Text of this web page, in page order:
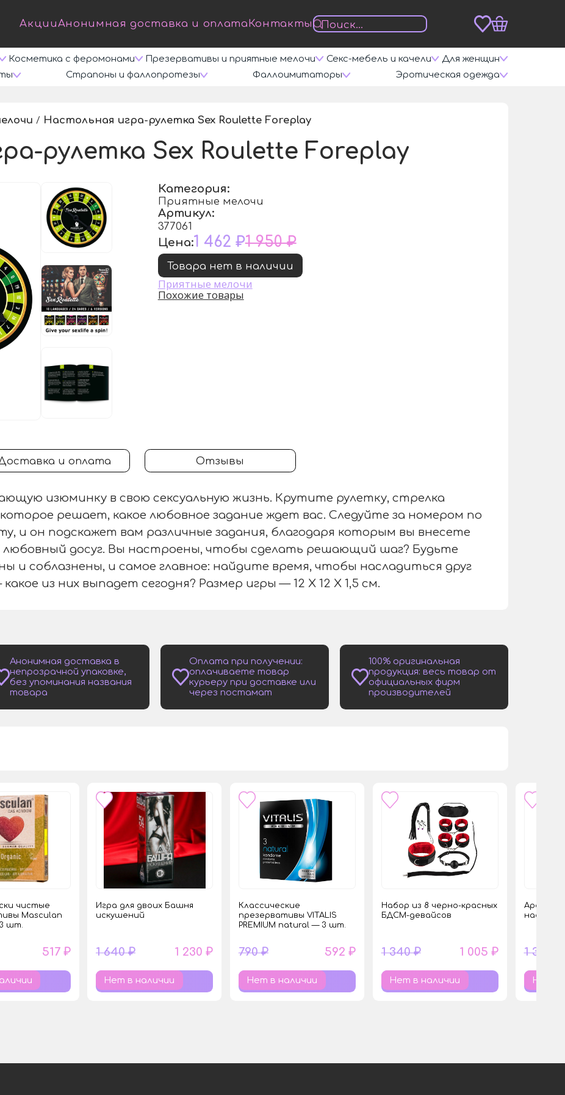
АкцииАнонимная доставка и оплата Контакты
Косметика с феромонами Презервативы и приятные мелочи Секс-мебель и качели
Для женщин
Страпоны и фаллопротезы Фаллоимитаторы Эротическая одежда
/ Настольная игра-рулетка Sex Roulette Foreplay
рулетка Sex Roulette Foreplay
Категория:
Приятные мелочи
Артикул:
377061
Цена:1 462 ₽1 950 ₽
Товара нет в наличии
Приятные мелочи
Похожие товары
и оплата Отзывы
изюминку в свою сексуальную жизнь. Крутите рулетку, стрелка
решает, какое любовное задание ждет вас. Следуйте за номером по
и он подскажет вам различные задания, благодаря которым вы внесете
любовный досуг. Вы настроены, чтобы сделать решающий шаг? Будьте
и соблазнены, и самое главное: найдите время, чтобы насладиться друг
из них выпадет сегодня? Размер игры — 12 X 12 X 1,5 см.
Анонимная доставка в
непрозрачной упаковке,
без упоминания названия
товара
Оплата при получении:
оплачиваете товар
курьеру при доставке или
через постамат
100% оригинальная
продукция: весь товар от
официальных фирм
производителей
чистые
Masculan
шт.
517 ₽
Игра для двоих Башня
искушений
1 640 ₽ 1 230 ₽
Нет в наличии
Классические
презервативы VITALIS
PREMIUM natural — 3 шт.
790 ₽ 592 ₽
Нет в наличии
Набор из 8 черно-красных
БДСМ-девайсов
1 340 ₽ 1 005 ₽
Нет в наличии
1 350 ₽
Нет в